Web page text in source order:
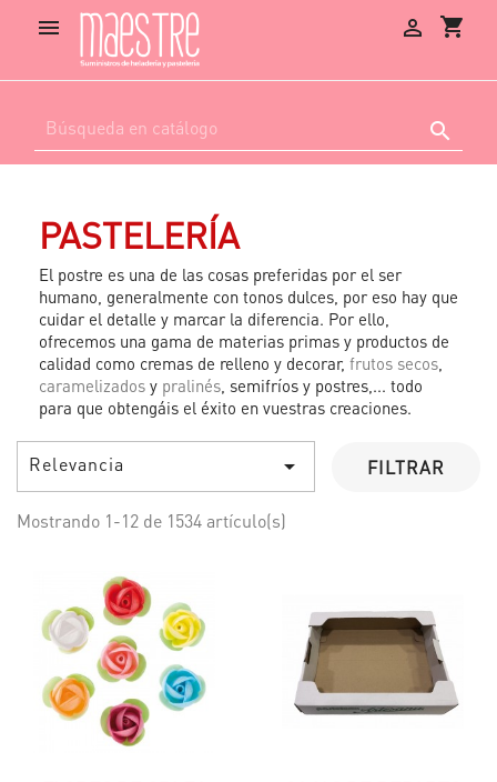
 shopping_cart


PASTELERÍA
El postre es una de las cosas preferidas por el ser
humano, generalmente con tonos dulces, por eso hay que
cuidar el detalle y marcar la diferencia. Por ello,
ofrecemos una gama de materias primas y productos de
calidad como cremas de relleno y decorar, frutos secos,
caramelizados y pralinés, semifríos y postres,... todo
para que obtengáis el éxito en vuestras creaciones.
Relevancia  FILTRAR
Mostrando 1-12 de 1534 artículo(s)